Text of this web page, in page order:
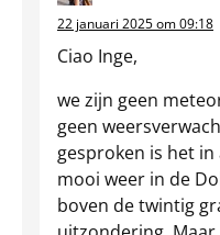
22 januari 2025 om 09:18
Ciao Inge,
we zijn geen
geen
gesproken is het
mooi weer in de
boven de twintig